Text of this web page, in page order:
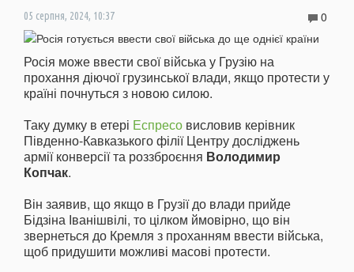
05 серпня, 2024, 10:37 0
Росія може ввести свої війська у Грузію на
прохання діючої грузинської влади, якщо протести у
країні почнуться з новою силою.
Таку думку в етері Еспресо висловив керівник
Південно-Кавказького філії Центру досліджень
армії конверсії та роззброєння Володимир
Копчак.
Він заявив, що якщо в Грузії до влади прийде
Бідзіна Іванішвілі, то цілком ймовірно, що він
звернеться до Кремля з проханням ввести війська,
щоб придушити можливі масові протести.